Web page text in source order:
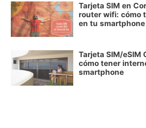
Tarjeta SIM en
router wifi: cómo
en tu smartphone
Tarjeta SIM/eSIM
cómo tener
smartphone